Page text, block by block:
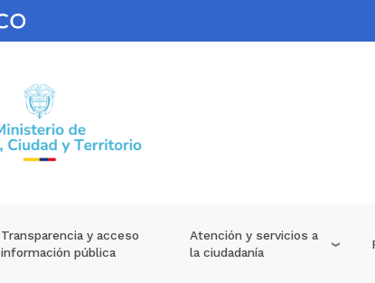
Transparencia y acceso
información pública
Atención y servicios a
la ciudadanía